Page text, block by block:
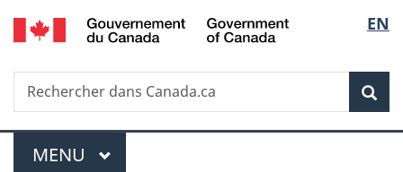
Passer
au
principal
Passer
à
Au
du
Passer
à
version
simplifiée
de
la
EN
Recherche
Rechercher
dans
Menu
MENU PRINCIPAL